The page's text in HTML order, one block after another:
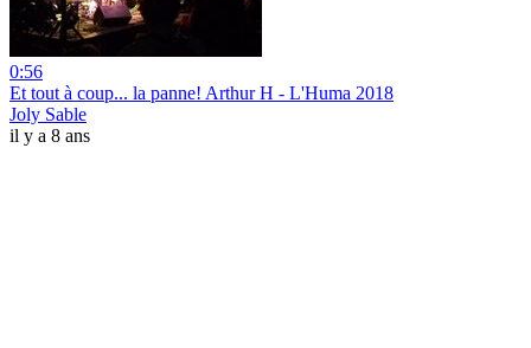
0:56
Et tout à coup... la panne! Arthur H - L'Huma 2018
Joly Sable
il y a 8 ans